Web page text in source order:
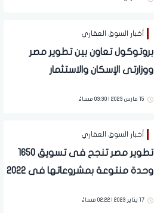
أخبار السوق العقاري
بروتوكول تعاون بين تطوير مصر
ووزارتى الإسكان والاستثمار
المصرية
15 مارس 2023 | 03:30 مساءً
أخبار السوق العقاري
تطوير مصر تنجح فى تسويق 1650
وحدة منتوعة بمشروعاتها فى 2022
17 يناير 2023 | 02:22 مساءً